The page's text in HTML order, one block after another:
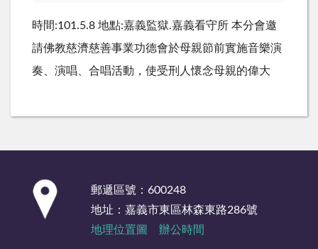
時間:101.5.8 地點:嘉義監獄.嘉義看守所 本分會邀
請佛教慈濟慈善事業功德會於母親節前實施音樂演
奏、演唱、合唱活動，使受刑人懷念母親的偉大
郵遞區號：600248
地址：嘉義市東區林森東路286號
地理位置圖
辦公時間